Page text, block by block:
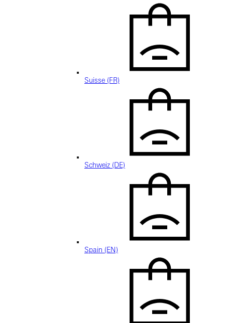
Suisse (FR)
Schweiz (DE)
Spain (EN)